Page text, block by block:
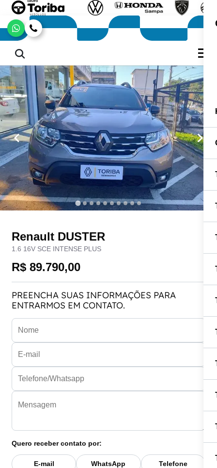
Renault DUSTER
1.6 16V SCE INTENSE PLUS
R$ 89.790,00
PREENCHA SUAS INFORMAÇÕES PARA
ENTRARMOS EM CONTATO.
Quero receber contato por:
E-mail WhatsApp Telefone